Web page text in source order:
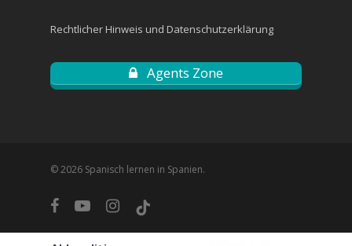
Rechtlicher Hinweis und Datenschutzerklärung
Agents Zone
© 2026 Spanisch lernen in Spanien.
facebookyoutubeinstagram
tiktok